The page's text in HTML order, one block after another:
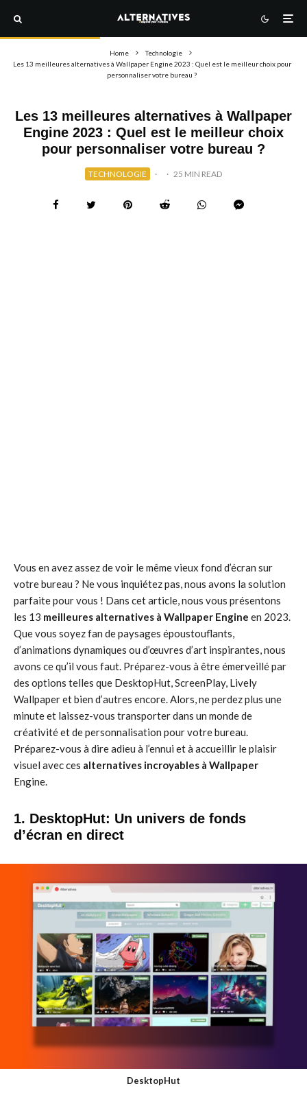
Home
Technologie
Les 13 meilleures alternatives à Wallpaper Engine 2023 : Quel est le meilleur choix pour
personnaliser votre bureau ?
Les 13 meilleures alternatives à Wallpaper
Engine 2023 : Quel est le meilleur choix
pour personnaliser votre bureau ?
TECHNOLOGIE · · 25 MIN READ
Vous en avez assez de voir le même vieux fond d’écran sur
votre bureau ? Ne vous inquiétez pas, nous avons la solution
parfaite pour vous ! Dans cet article, nous vous présentons
les 13 meilleures alternatives à Wallpaper Engine en 2023.
Que vous soyez fan de paysages époustouflants,
d’animations dynamiques ou d’œuvres d’art inspirantes, nous
avons ce qu’il vous faut. Préparez-vous à être émerveillé par
des options telles que DesktopHut, ScreenPlay, Lively
Wallpaper et bien d’autres encore. Alors, ne perdez plus une
minute et laissez-vous transporter dans un monde de
créativité et de personnalisation pour votre bureau.
Préparez-vous à dire adieu à l’ennui et à accueillir le plaisir
visuel avec ces alternatives incroyables à Wallpaper
Engine.
1. DesktopHut: Un univers de fonds
d’écran en direct
DesktopHut